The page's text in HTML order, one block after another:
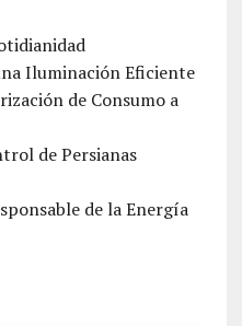
Iluminación Eficiente
de Consumo a
de Persianas
de la Energía